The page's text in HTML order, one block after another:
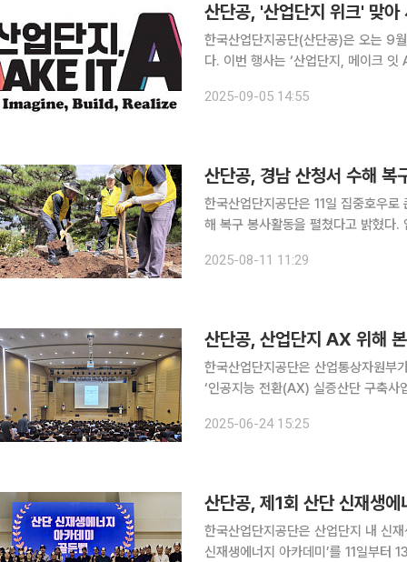
산단공, '산업단지 위크' 맞아
한국산업단지공단(산단공)은 오는 9
다. 이번 행사는 ‘산업단지, 메이크 잇 A I(Make It AI)’를 주제로 열린다. 61년간 대한민국 산업화
2025-09-05 14:55
산단공, 경남 산청서 수해 복
한국산업단지공단은 11일 집중호우
해 복구 봉사활동을 펼쳤다고 밝혔다
에 전달할 예정이다.
2025-08-11 11:29
산단공, 산업단지 AX 위해
한국산업단지공단은 산업통상자원
‘인공지능 전환(AX) 실증산단 구축사
됐다. 20일 한국산업단지공단 본사(
2025-06-24 15:25
산단공, 제1회 산단 신재생
한국산업단지공단은 산업단지 내 신
신재생에너지 아카데미’를 11일부터